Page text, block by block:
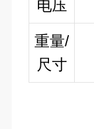
电压
重量/
尺寸